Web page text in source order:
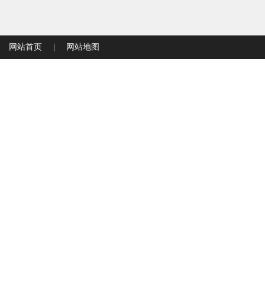
网站首页 网站地图